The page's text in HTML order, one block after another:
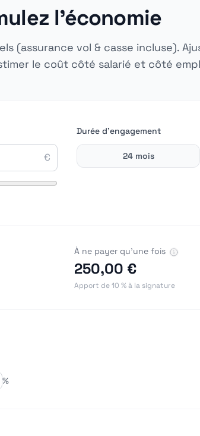
l'économie
(assurance vol & casse incluse).
le coût côté salarié et côté
€
Durée d'engagement
24mois
À ne payer qu'une fois
250,00 €
Apport de 10 % à la signature
%